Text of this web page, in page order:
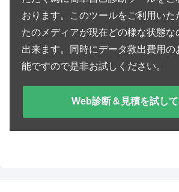
おります。このツールをご利用いた
たのメディアが現在どの様な状態な
出来ます。同時にデータ救出費用の
能ですので是非お試しください。
Web診断＆見積を試し